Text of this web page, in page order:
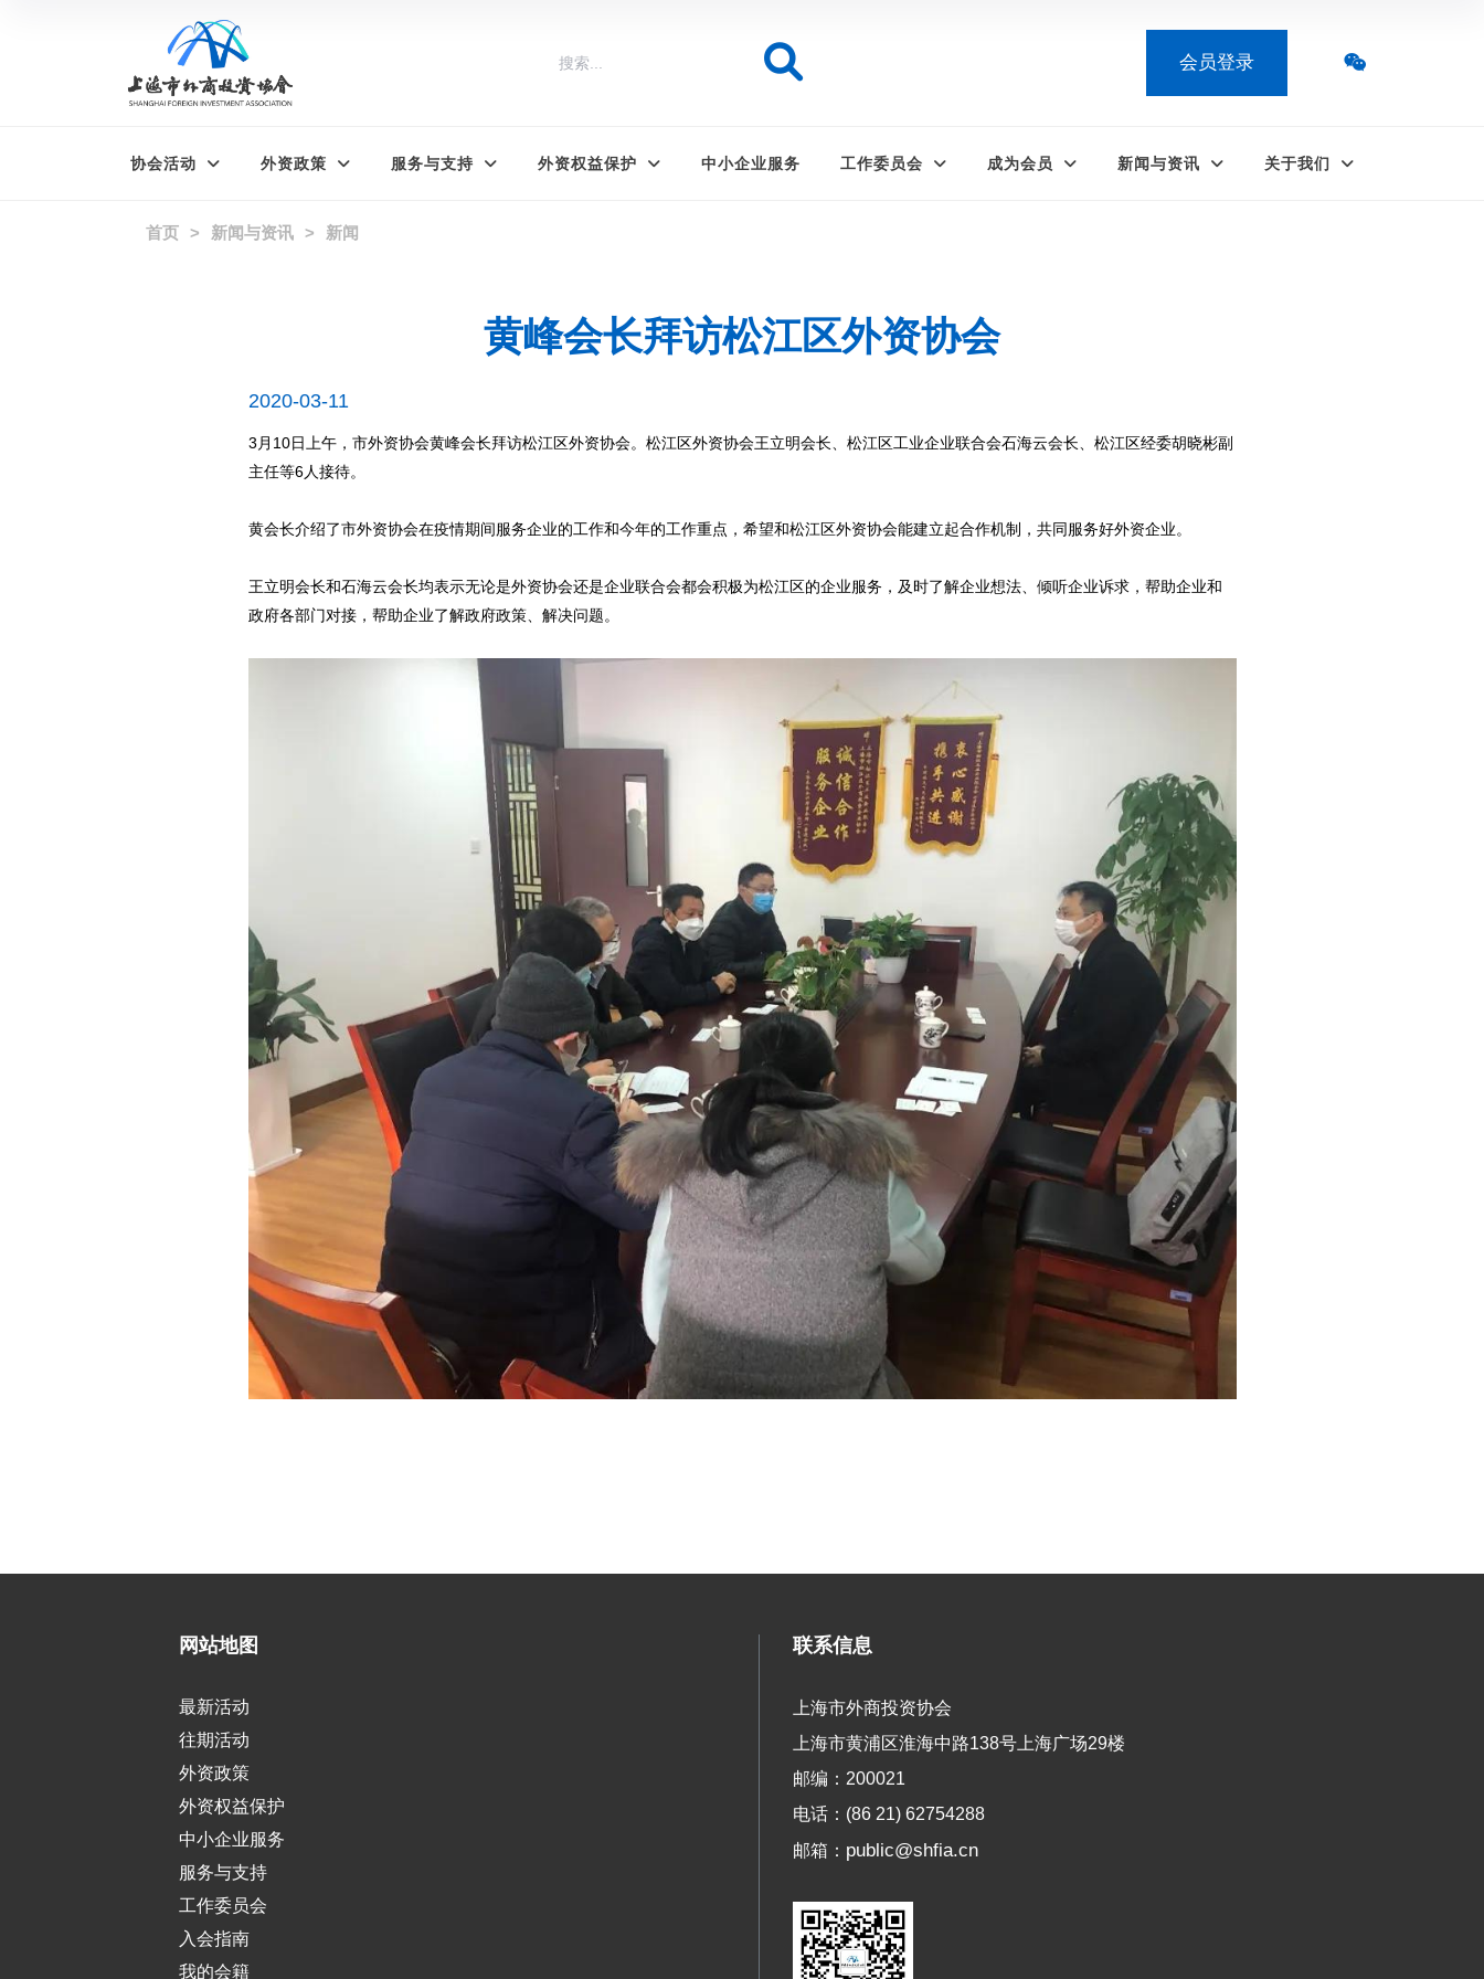
会员登录
协会活动 外资政策 服务与支持 外资权益保护 中小企业服务 工作委员会 成为会员 新闻与资讯 关于我们
首页 新闻与资讯 新闻
黄峰会长拜访松江区外资协会
2020-03-11
3月10日上午，市外资协会黄峰会长拜访松江区外资协会。松江区外资协会王立明会长、松江区工业企业联合会石海云会长、松江区经委胡晓彬副
主任等6人接待。
黄会长介绍了市外资协会在疫情期间服务企业的工作和今年的工作重点，希望和松江区外资协会能建立起合作机制，共同服务好外资企业。
王立明会长和石海云会长均表示无论是外资协会还是企业联合会都会积极为松江区的企业服务，及时了解企业想法、倾听企业诉求，帮助企业和
政府各部门对接，帮助企业了解政府政策、解决问题。
网站地图
最新活动
往期活动
外资政策
外资权益保护
中小企业服务
服务与支持
工作委员会
入会指南
我的会籍
联系信息
上海市外商投资协会
上海市黄浦区淮海中路138号上海广场29楼
邮编：200021
电话：(86 21) 62754288
邮箱： public@shfia.cn